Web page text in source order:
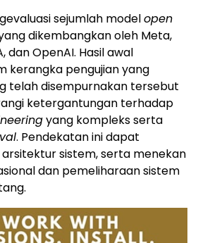
sejumlah modelopen
dikembangkan oleh Meta,
dan OpenAI. Hasil awal
kerangka pengujian yang
telah disempurnakan tersebut
ketergantungan terhadap
yang kompleks serta
. Pendekatan ini dapat
sistem, serta menekan
dan pemeliharaan sistem